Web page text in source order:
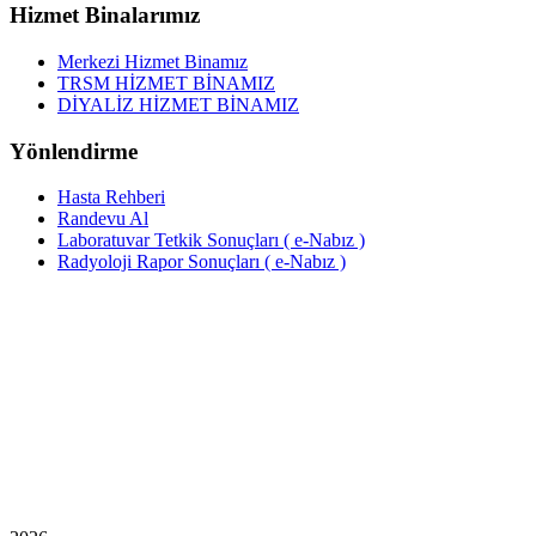
Hizmet Binalarımız
Merkezi Hizmet Binamız
TRSM HİZMET BİNAMIZ
DİYALİZ HİZMET BİNAMIZ
Yönlendirme
Hasta Rehberi
Randevu Al
Laboratuvar Tetkik Sonuçları ( e-Nabız )
Radyoloji Rapor Sonuçları ( e-Nabız )